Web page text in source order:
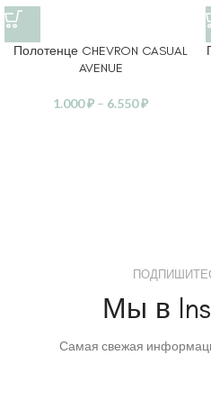
Полотенце CHEVRON CASUAL
AVENUE
1.000₽ – 6.550₽
Мы в
Самая свежая